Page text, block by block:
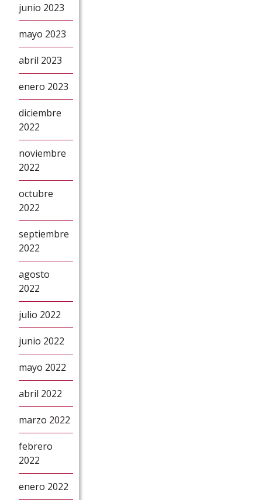
junio 2023
mayo 2023
abril 2023
enero 2023
diciembre
2022
noviembre
2022
octubre
2022
septiembre
2022
agosto
2022
julio 2022
junio 2022
mayo 2022
abril 2022
marzo 2022
febrero
2022
enero 2022